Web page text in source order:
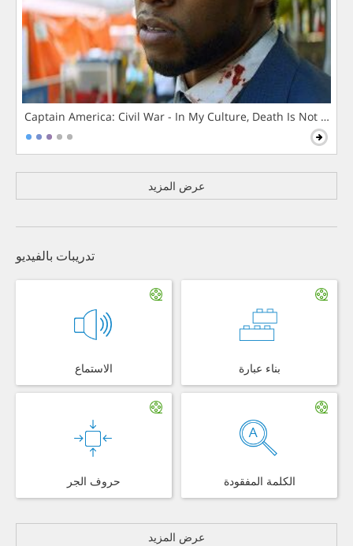
Captain America: Civil War - In My Culture, Death Is Not The
عرض المزيد
تدريبات بالفيديو
الاستماع بناء عبارة
حروف الجر الكلمة المفقودة
عرض المزيد